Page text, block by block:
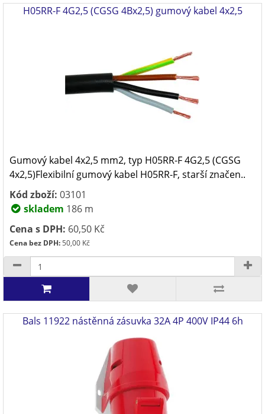
H05RR-F 4G2,5 (CGSG 4Bx2,5) gumový kabel 4x2,5
Gumový kabel 4x2,5 mm2, typ H05RR-F 4G2,5 (CGSG
4x2,5)Flexibilní gumový kabel H05RR-F, starší značen..
Kód zboží: 03101
skladem 186 m
Cena s DPH: 60,50 Kč
Cena bez DPH:50,00 Kč
Bals 11922 nástěnná zásuvka 32A 4P 400V IP44 6h